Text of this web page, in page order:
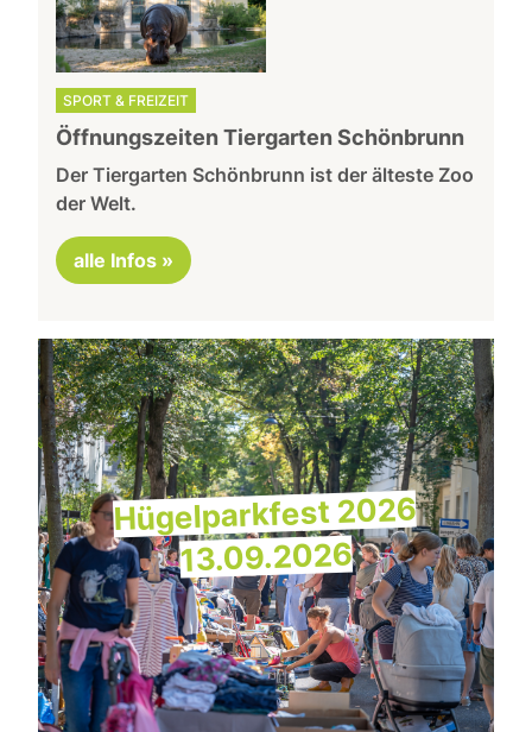
SPORT & FREIZEIT
Öffnungszeiten Tiergarten Schönbrunn
Der Tiergarten Schönbrunn ist der älteste Zoo
der Welt.
alle Infos »
Hügelparkfest 2026
13.09.2026